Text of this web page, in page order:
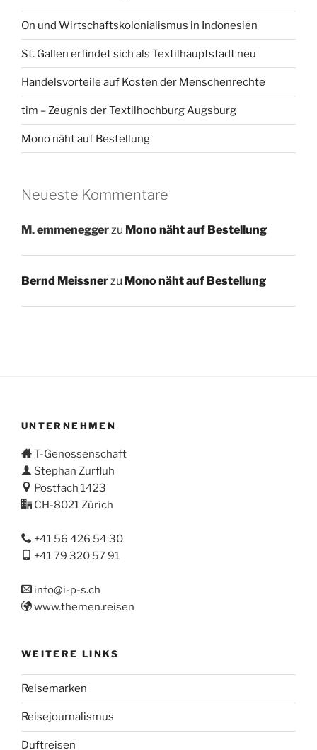
On und Wirtschaftskolonialismus in Indonesien
St. Gallen erfindet sich als Textilhauptstadt neu
Handelsvorteile auf Kosten der Menschenrechte
tim – Zeugnis der Textilhochburg Augsburg
Mono näht auf Bestellung
Neueste Kommentare
M. emmeneggerzu Mono näht auf Bestellung
Bernd Meissnerzu Mono näht auf Bestellung
UNTERNEHMEN
T-Genossenschaft
Stephan Zurfluh
Postfach 1423
CH-8021 Zürich
+41 56 426 54 30
+41 79 320 57 91
info@i-p-s.ch
www.themen.reisen
WEITERE LINKS
Reisemarken
Reisejournalismus
Duftreisen